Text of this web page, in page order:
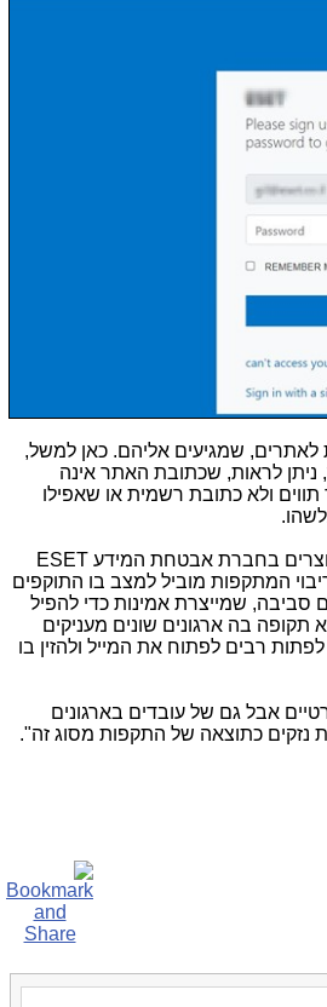
לאתרים, שמגיעים אליהם. כאן למשל,
ניתן לראות, שכתובת האתר אינה
ולא כתובת רשמית או שאפילו
בחברת אבטחת המידע ESET
המתקפות מוביל למצב בו התוקפים
סביבה, שמייצרת אמינות כדי להפיל
בה ארגונים שונים מעניקים
רבים לפתוח את המייל ולהזין בו
אבל גם של עובדים בארגונים
כתוצאה של התקפות מסוג זה".